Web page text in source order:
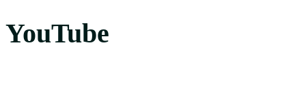
YouTube